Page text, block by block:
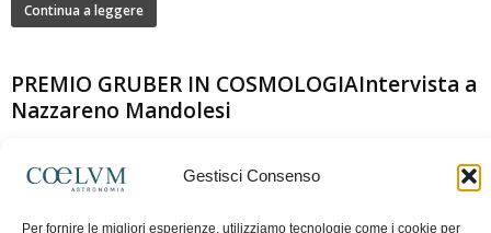
Gestisci Consenso
Per fornire le migliori esperienze, utilizziamo tecnologie come i cookie per
Continua a leggere
PREMIO GRUBER IN COSMOLOGIAIntervista a
Nazzareno Mandolesi